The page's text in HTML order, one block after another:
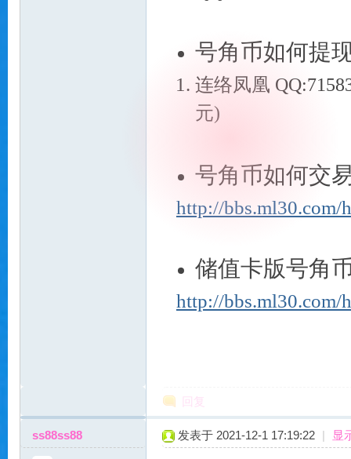
号角币如何提
连络凤凰
元)
号角币如何交
http://bbs.ml30.com/
储值卡版号角
http://bbs.ml30.com/
回复
ss88ss88 发表于 2021-12-1 17:19:22 | 显